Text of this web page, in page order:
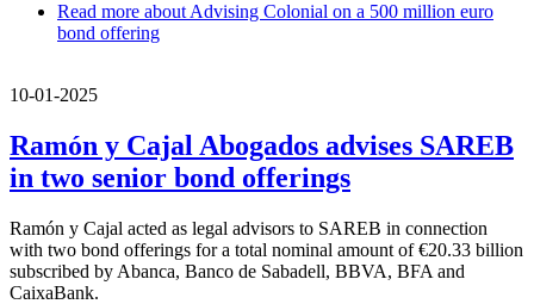
Read more about Advising Colonial on a 500 million euro
bond offering
10-01-2025
Ramón y Cajal Abogados advises SAREB
in two senior bond offerings
Ramón y Cajal acted as legal advisors to SAREB in connection
with two bond offerings for a total nominal amount of €20.33 billion
subscribed by Abanca, Banco de Sabadell, BBVA, BFA and
CaixaBank.